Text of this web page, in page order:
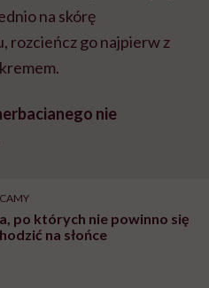
na skórę
rozcieńcz go najpierw z
nie
po których nie powinno się
na słońce